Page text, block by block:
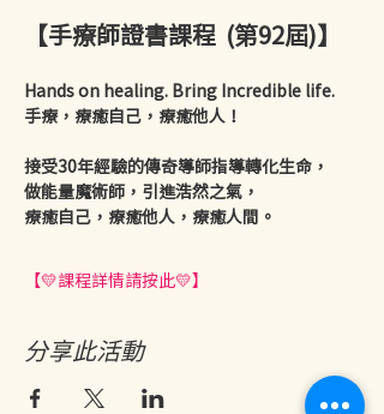
【手療師證書課程  (第92屆)】
Hands on healing. Bring Incredible life.
手療，療癒自己，療癒他人！
接受30年經驗的傳奇導師指導轉化生命，
做能量魔術師，引進浩然之氣，
療癒自己，療癒他人，療癒人間。
【💛課程詳情請按此💛】
分享此活動